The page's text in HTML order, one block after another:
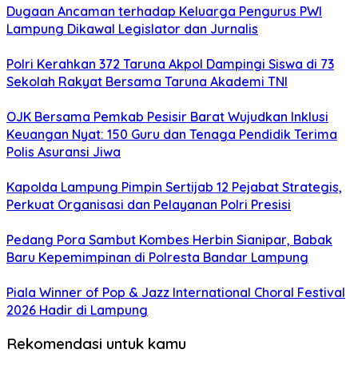
Dugaan Ancaman terhadap Keluarga Pengurus PWI
Lampung Dikawal Legislator dan Jurnalis
Polri Kerahkan 372 Taruna Akpol Dampingi Siswa di 73
Sekolah Rakyat Bersama Taruna Akademi TNI
OJK Bersama Pemkab Pesisir Barat Wujudkan Inklusi
Keuangan Nyat: 150 Guru dan Tenaga Pendidik Terima
Polis Asuransi Jiwa
Kapolda Lampung Pimpin Sertijab 12 Pejabat Strategis,
Perkuat Organisasi dan Pelayanan Polri Presisi
Pedang Pora Sambut Kombes Herbin Sianipar, Babak
Baru Kepemimpinan di Polresta Bandar Lampung
Piala Winner of Pop & Jazz International Choral Festival
2026 Hadir di Lampung
Rekomendasi untuk kamu